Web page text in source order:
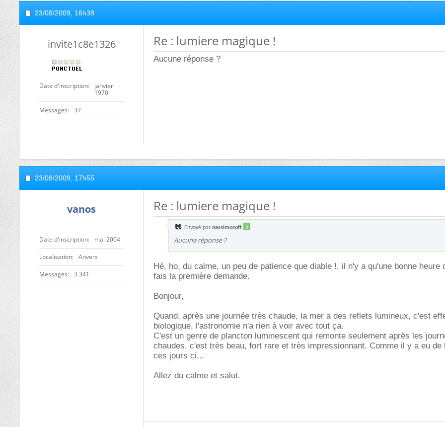
23/08/2009, 16h38
invite1c8e1326
Date d'inscription
janvier
1970
Messages 37
Re : lumiere magique !
Aucune réponse ?
23/08/2009, 17h55
vanos
Date d'inscription mai 2004
Localisation Anvers
Messages 3 341
Re : lumiere magique !
Envoyé par nassimosoft
Aucune réponse ?
Hé, ho, du calme, un peu de patience que diable !, il n'y a qu'une bonne heure
fais la première demande.
Bonjour,
Quand, après une journée très chaude, la mer a des reflets lumineux, c'est
biologique, l'astronomie n'a rien à voir avec tout ça.
C'est un genre de plancton luminescent qui remonte seulement après les
chaudes, c'est très beau, fort rare et très impressionnant. Comme il y a eu de
ces jours ci...
Allez du calme et salut.